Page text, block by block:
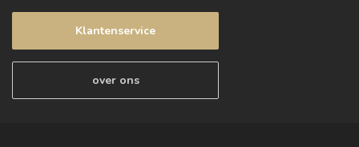
Klantenservice
over ons